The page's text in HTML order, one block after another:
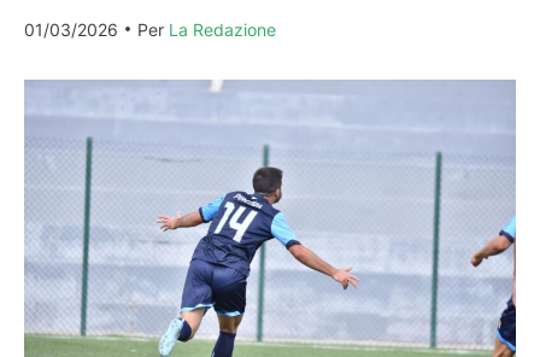
01/03/2026
Per La Redazione